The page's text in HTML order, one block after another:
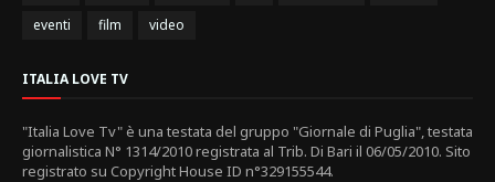
eventi
film video
ITALIA LOVE TV
"Italia Love Tv" è una testata del gruppo "Giornale di Puglia", testata
giornalistica N° 1314/2010 registrata al Trib. Di Bari il 06/05/2010. Sito
registrato su Copyright House ID n°329155544.